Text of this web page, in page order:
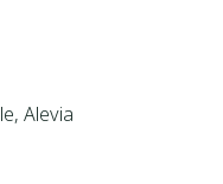
Alevia